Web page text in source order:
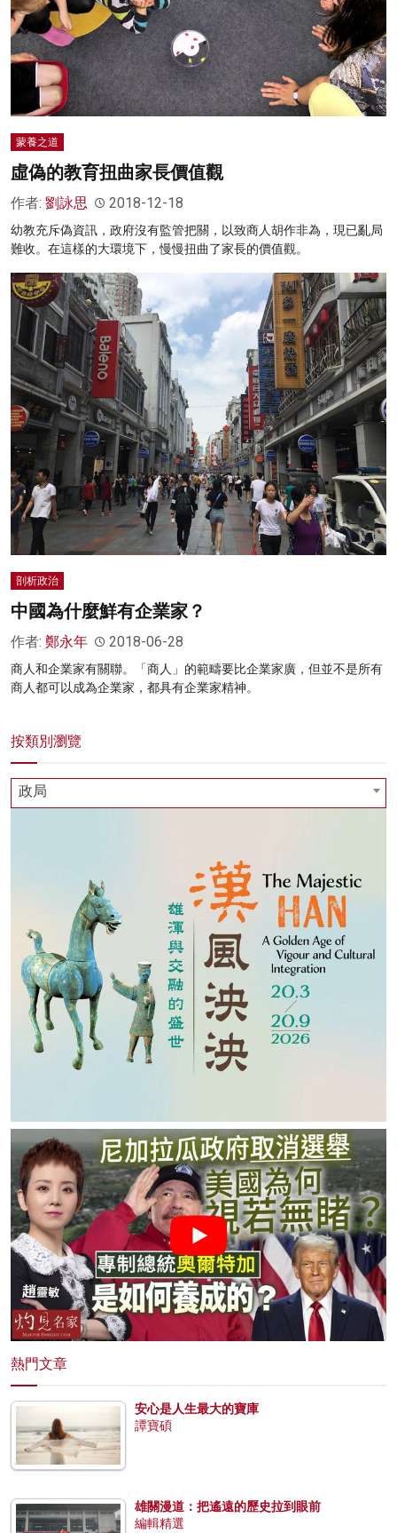
蒙養之道
虛偽的教育扭曲家長價值觀
作者: 劉詠思 2018-12-18
幼教充斥偽資訊，政府沒有監管把關，以致商人胡作非為，現已亂局
難收。在這樣的大環境下，慢慢扭曲了家長的價值觀。
剖析政治
中國為什麼鮮有企業家？
作者: 鄭永年 2018-06-28
商人和企業家有關聯。「商人」的範疇要比企業家廣，但並不是所有
商人都可以成為企業家，都具有企業家精神。
按類別瀏覽
政局
熱門文章
安心是人生最大的寶庫
譚寶碩
雄關漫道：把遙遠的歷史拉到眼前
編輯精選